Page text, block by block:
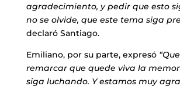
agradecimiento, y pedir que esto
no se olvide, que este tema siga
declaró Santiago.
Emiliano, por su parte, expresó
remarcar que quede viva la
siga luchando. Y estamos muy